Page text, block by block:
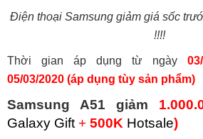
Điện thoại Samsung giảm giá sốc
!!!!
Thời gian áp dụng từ ngày
05/03/2020 (áp dụng tùy sản phẩm)
Samsung A51 giảm
Galaxy Gift+ 500K Hotsale)